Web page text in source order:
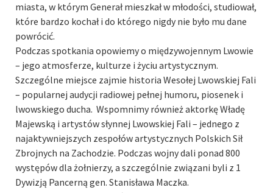
miasta, w którym Generał mieszkał w młodości, studiował,
które bardzo kochał i do którego nigdy nie było mu dane
powrócić.
Podczas spotkania opowiemy o międzywojennym Lwowie
– jego atmosferze, kulturze i życiu artystycznym.
Szczególne miejsce zajmie historia Wesołej Lwowskiej Fali
– popularnej audycji radiowej pełnej humoru, piosenek i
lwowskiego ducha. Wspomnimy również aktorkę Władę
Majewską i artystów słynnej Lwowskiej Fali – jednego z
najaktywniejszych zespołów artystycznych Polskich Sił
Zbrojnych na Zachodzie. Podczas wojny dali ponad 800
występów dla żołnierzy, a szczególnie związani byli z 1
Dywizją Pancerną gen. Stanisława Maczka.